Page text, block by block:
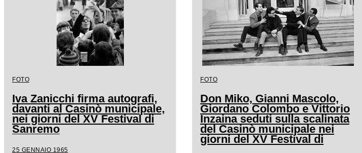
FOTO
Iva Zanicchi firma autografi,
davanti al Casinò municipale,
nei giorni del XV Festival di
Sanremo
25 GENNAIO 1965
FOTO
Don Miko, Gianni Mascolo,
Giordano Colombo e Vittorio
Inzaina seduti sulla scalinata
del Casinò municipale nei
giorni del XV Festival di
Sanremo